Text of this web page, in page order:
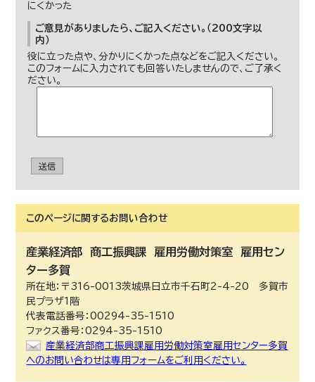
にくかった
ご意見がありましたら、ご記入ください。（200文字以
内）
役に立った点や、分かりにくかった点などをご記入ください。
このフォームに入力されても回答いたしませんので、ご了承く
ださい。
送信
このページに関するお問い合わせ
産業経済部商工振興課 雇用労働対策室 雇用セン
ター多賀
所在地：〒316-0013茨城県日立市千石町2-4-20 多賀市
民プラザ1階
代表電話番号：00294-35-1510
ファクス番号：0294-35-1510
産業経済部商工振興課雇用労働対策室雇用センター多賀
へのお問い合わせは専用フォームをご利用ください。